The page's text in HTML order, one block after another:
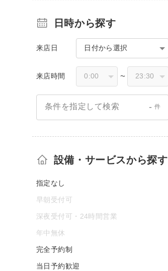
日時から探す
来店日 日付から選択
来店時間 〜
条件を指定して検索 - 件
設備・サービスから探す
指定なし
早朝受付可
深夜受付可・24時間営業
年中無休
完全予約制
当日予約歓迎